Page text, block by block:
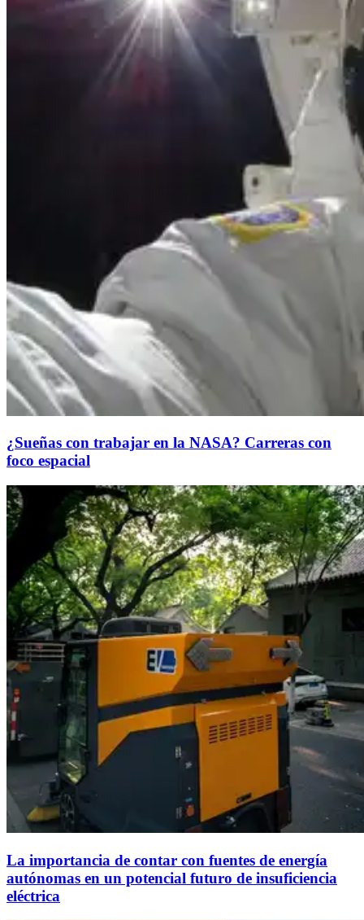
¿Sueñas con trabajar en la NASA? Carreras con
foco espacial
La importancia de contar con fuentes de energía
autónomas en un potencial futuro de insuficiencia
eléctrica